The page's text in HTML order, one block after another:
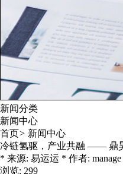
新闻分类
新闻中心
首页> 新闻中心
冷链氢驱，产业共融 —— 鼎
* 来源: 易运运 * 作者:
浏览: 299